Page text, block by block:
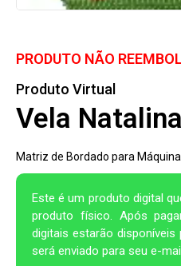
PRODUTO NÃO
Produto Virtual
Vela
Matriz de Bordado para
Este é um produto digital
produto físico. Após
digitais estarão
será enviado para seu e-